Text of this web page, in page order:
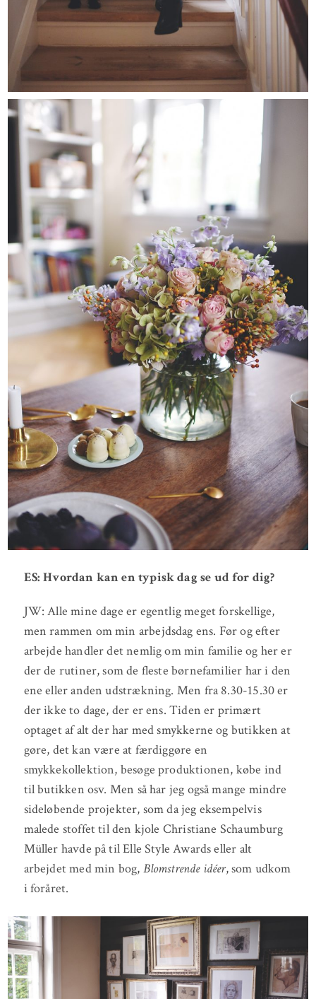
ES: Hvordan kan en typisk dag se ud for dig?
JW: Alle mine dage er egentlig meget forskellige,
men rammen om min arbejdsdag ens. Før og efter
arbejde handler det nemlig om min familie og her er
der de rutiner, som de fleste børnefamilier har i den
ene eller anden udstrækning. Men fra 8.30-15.30 er
der ikke to dage, der er ens. Tiden er primært
optaget af alt der har med smykkerne og butikken at
gøre, det kan være at færdiggøre en
smykkekollektion, besøge produktionen, købe ind
til butikken osv. Men så har jeg også mange mindre
sideløbende projekter, som da jeg eksempelvis
malede stoffet til den kjole Christiane Schaumburg
Müller havde på til Elle Style Awards eller alt
arbejdet med min bog, Blomstrende idéer, som udkom
i foråret.